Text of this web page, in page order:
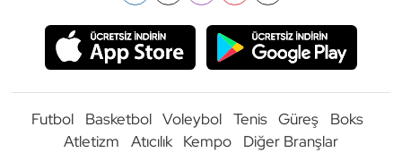
Futbol Basketbol Voleybol Tenis Güreş
Boks
Atletizm
Atıcılık Kempo Diğer Branşlar